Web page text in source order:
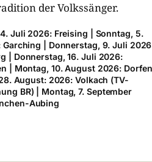
der Volkssänger.
Juli 2026: Freising | Sonntag, 5.
| Donnerstag, 9. Juli
| Donnerstag, 16. Juli 2026:
| Montag, 10. August 2026: Dorfen
August: 2026: Volkach (TV-​
BR) | Montag, 7. September
​Aubing